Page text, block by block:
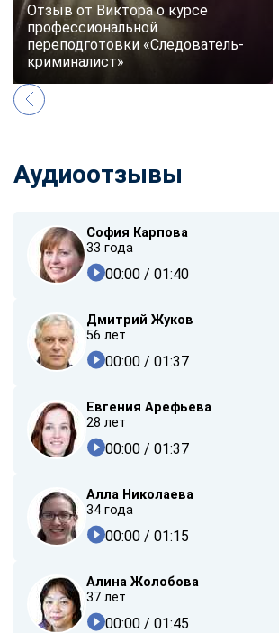
Отзыв от Виктора о курсе
профессиональной
переподготовки «Следователь-
криминалист»
Аудиоотзывы
София Карпова
33 года
00:00 / 01:40
Дмитрий Жуков
56 лет
00:00 / 01:37
Евгения Арефьева
28 лет
00:00 / 01:37
Алла Николаева
34 года
00:00 / 01:15
Алина Жолобова
37 лет
00:00 / 01:45